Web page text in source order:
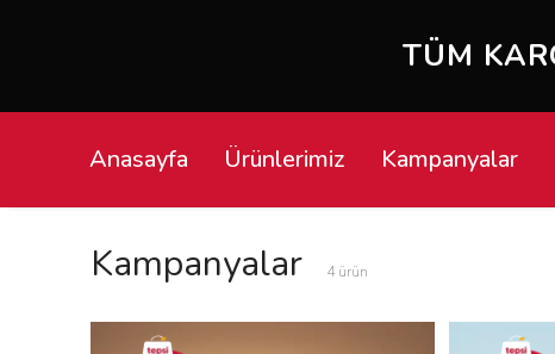
TÜM
Anasayfa Ürünlerimiz Kampanyalar
Kampanyalar 4 ürün